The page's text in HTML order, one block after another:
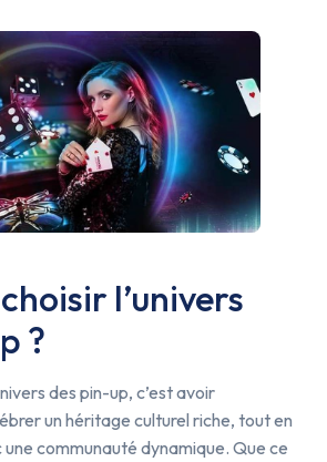
l’univers
?
des pin-up, c’est avoir
un héritage culturel riche, tout en
communauté dynamique. Que ce